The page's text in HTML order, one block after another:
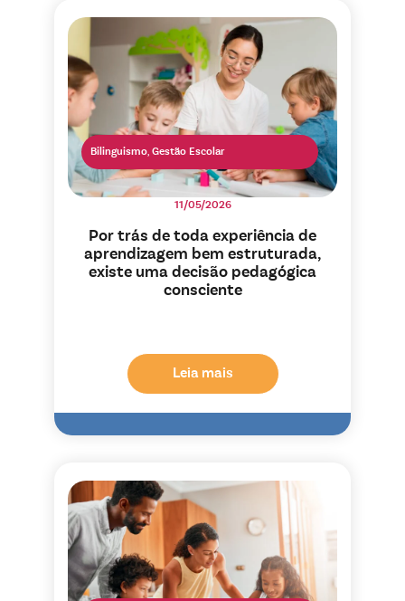
11/05/2026
Por trás de toda experiência de
aprendizagem bem estruturada,
existe uma decisão pedagógica
consciente
Bilinguismo, Gestão Escolar
Leia mais